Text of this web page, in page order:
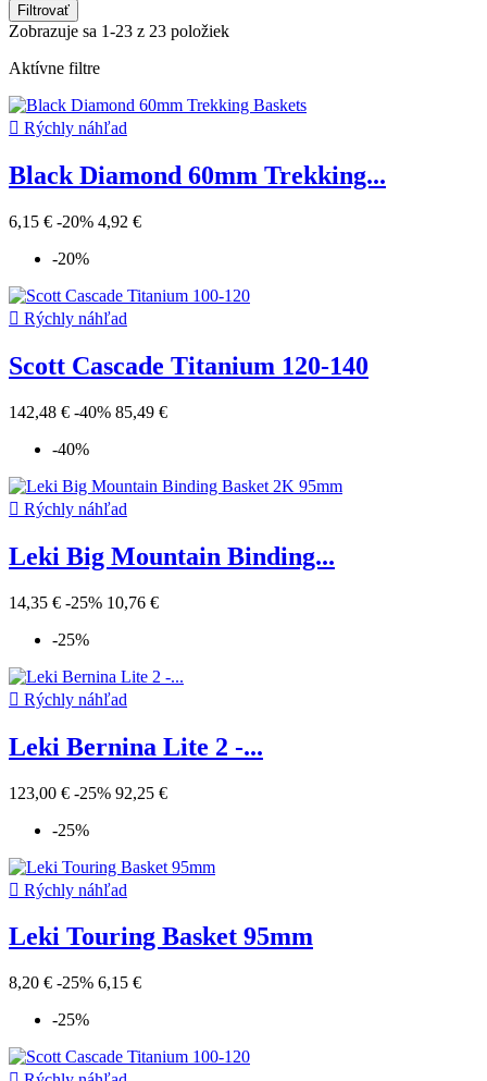
Filtrovať
Zobrazuje sa 1-23 z 23 položiek
Aktívne filtre
 Rýchly náhľad
Black Diamond 60mm Trekking...
6,15 € -20% 4,92 €
-20%
 Rýchly náhľad
Scott Cascade Titanium 120-140
142,48 € -40% 85,49 €
-40%
 Rýchly náhľad
Leki Big Mountain Binding...
14,35 € -25% 10,76 €
-25%
 Rýchly náhľad
Leki Bernina Lite 2 -...
123,00 € -25% 92,25 €
-25%
 Rýchly náhľad
Leki Touring Basket 95mm
8,20 € -25% 6,15 €
-25%